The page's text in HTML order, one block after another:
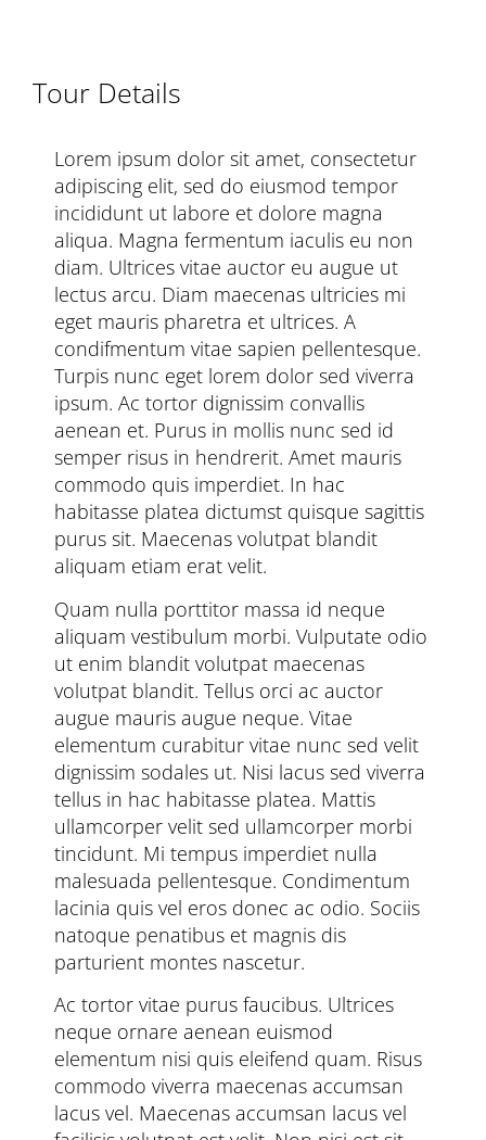
Tour Details
Lorem ipsum dolor sit amet, consectetur
adipiscing elit, sed do eiusmod tempor
incididunt ut labore et dolore magna
aliqua. Magna fermentum iaculis eu non
diam. Ultrices vitae auctor eu augue ut
lectus arcu. Diam maecenas ultricies mi
eget mauris pharetra et ultrices. A
condifmentum vitae sapien pellentesque.
Turpis nunc eget lorem dolor sed viverra
ipsum. Ac tortor dignissim convallis
aenean et. Purus in mollis nunc sed id
semper risus in hendrerit. Amet mauris
commodo quis imperdiet. In hac
habitasse platea dictumst quisque sagittis
purus sit. Maecenas volutpat blandit
aliquam etiam erat velit.
Quam nulla porttitor massa id neque
aliquam vestibulum morbi. Vulputate odio
ut enim blandit volutpat maecenas
volutpat blandit. Tellus orci ac auctor
augue mauris augue neque. Vitae
elementum curabitur vitae nunc sed velit
dignissim sodales ut. Nisi lacus sed viverra
tellus in hac habitasse platea. Mattis
ullamcorper velit sed ullamcorper morbi
tincidunt. Mi tempus imperdiet nulla
malesuada pellentesque. Condimentum
lacinia quis vel eros donec ac odio. Sociis
natoque penatibus et magnis dis
parturient montes nascetur.
Ac tortor vitae purus faucibus. Ultrices
neque ornare aenean euismod
elementum nisi quis eleifend quam. Risus
commodo viverra maecenas accumsan
lacus vel. Maecenas accumsan lacus vel